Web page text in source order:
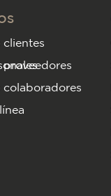
clientes
colaboradores